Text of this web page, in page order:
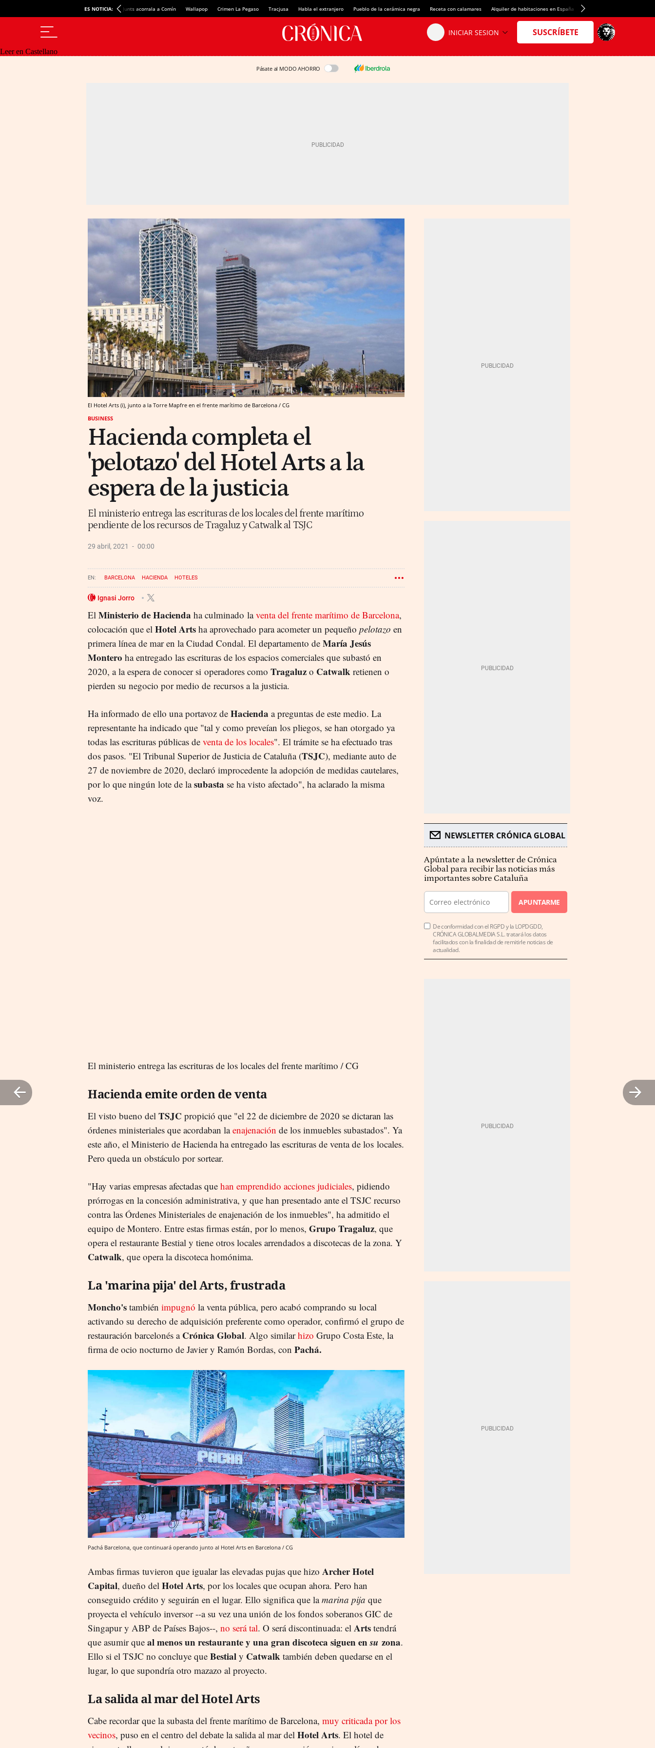
ES NOTICIA: Junts acorrala a Comín Wallapop Crimen La Pegaso Tracjusa Habla el extranjero Pueblo de la cerámica negra Receta con calamares Alquiler de habitaciones en España Crédito del Spotify Camp Nou
Leer en Castellano
Pásate al MODO AHORRO
El Hotel Arts (i), junto a la Torre Mapfre en el frente marítimo de Barcelona / CG
BUSINESS
Hacienda completa el
'pelotazo' del Hotel Arts a la
espera de la justicia
El ministerio entrega las escrituras de los locales del frente marítimo
pendiente de los recursos de Tragaluz y Catwalk al TSJC
29 abril, 2021 00:00
BARCELONA HACIENDA HOTELES
Ignasi Jorro
El Ministerio de Hacienda ha culminado laventa del frente marítimo de Barcelona,
colocación que el Hotel Arts ha aprovechado para acometer un pequeño pelotazo en
primera línea de mar en la Ciudad Condal. El departamento de María Jesús
Montero ha entregado las escrituras de los espacios comerciales que subastó en
2020, a la espera de conocer si operadores como Tragaluz o Catwalk retienen o
pierden su negocio por medio de recursos a la justicia.
Ha informado de ello una portavoz de Hacienda a preguntas de este medio. La
representante ha indicado que "tal y como preveían los pliegos, se han otorgado ya
todas las escrituras públicas de venta de los locales". El trámite se ha efectuado tras
dos pasos. "El Tribunal Superior de Justicia de Cataluña (TSJC), mediante auto de
27 de noviembre de 2020, declaró improcedente la adopción de medidas cautelares,
por lo que ningún lote de lasubasta se ha visto afectado", ha aclarado la misma
voz.
El ministerio entrega las escrituras de los locales del frente marítimo / CG
Hacienda emite orden de venta
El visto bueno del TSJC propició que "el 22 de diciembre de 2020 se dictaran las
órdenes ministeriales que acordaban laenajenación de los inmuebles subastados". Ya
este año, el Ministerio de Hacienda ha entregado las escrituras de venta de los locales.
Pero queda un obstáculo por sortear.
"Hay varias empresas afectadas que han emprendido acciones judiciales, pidiendo
prórrogas en la concesión administrativa, y que han presentado ante el TSJC recurso
contra las Órdenes Ministeriales de enajenación de los inmuebles", ha admitido el
equipo de Montero. Entre estas firmas están, por lo menos, Grupo Tragaluz, que
opera el restaurante Bestial y tiene otros locales arrendados a discotecas de la zona. Y
Catwalk, que opera la discoteca homónima.
La 'marina pija' del Arts, frustrada
Moncho's también impugnó la venta pública, pero acabó comprando su local
activando su derecho de adquisición preferente como operador, confirmó el grupo de
restauración barcelonés a Crónica Global. Algo similarhizo Grupo Costa Este, la
firma de ocio nocturno de Javier y Ramón Bordas, con Pachá.
Pachá Barcelona, que continuará operando junto al Hotel Arts en Barcelona / CG
Ambas firmas tuvieron que igualar las elevadas pujas que hizo Archer Hotel
Capital, dueño del Hotel Arts, por los locales que ocupan ahora. Pero han
conseguido crédito y seguirán en el lugar. Ello significa que lamarina pija que
proyecta el vehículo inversor --a su vez una unión de los fondos soberanos GIC de
Singapur y ABP de Países Bajos--, no será tal. O será discontinuada: el Arts tendrá
que asumir que al menos un restaurante y una gran discoteca siguen ensu zona.
Ello si el TSJC no concluye que Bestial y Catwalk también deben quedarse en el
lugar, lo que supondría otro mazazo al proyecto.
La salida al mar del Hotel Arts
Cabe recordar que la subasta del frente marítimo de Barcelona, muy criticada por los
vecinos, puso en el centro del debate la salida al mar del Hotel Arts. El hotel de
NEWSLETTER CRÓNICA GLOBAL
Apúntate a la newsletter de Crónica
Global para recibir las noticias más
importantes sobre Cataluña
APUNTARME
De conformidad con el RGPD y la LOPDGDD,
CRÓNICA GLOBALMEDIA S.L. tratará los datos
facilitados con la finalidad de remitirle noticias de
actualidad.